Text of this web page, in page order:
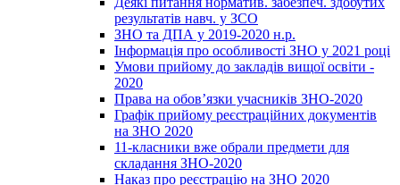
результатів навч. у ЗСО
ЗНО та ДПА у 2019-2020 н.р.
Інформація про особливості ЗНО у 2021 році
Умови прийому до закладів вищої освіти -
2020
Права на обов’язки учасників ЗНО-2020
Графік прийому реєстраційних документів
на ЗНО 2020
11-класники вже обрали предмети для
складання ЗНО-2020
Наказ про реєстрацію на ЗНО 2020